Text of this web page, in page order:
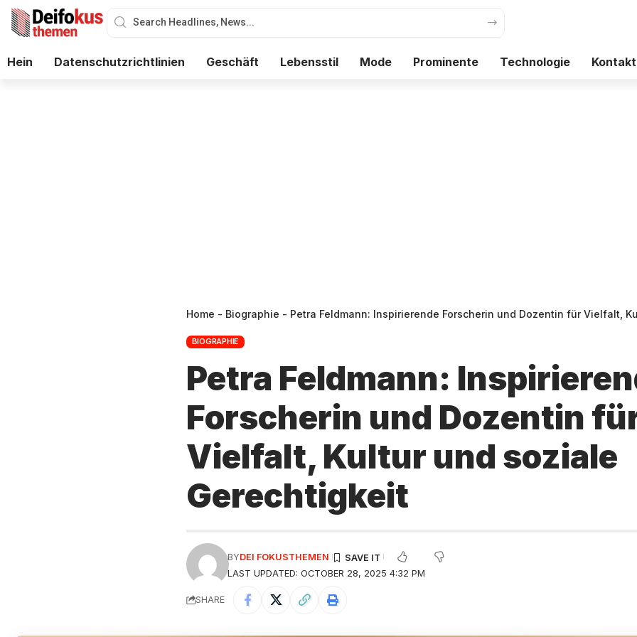
Hein Datenschutzrichtlinien Geschäft Lebensstil Mode Prominente Technologie
Home - Biographie - Petra Feldmann: Inspirierende Forscherin und Dozentin für Vielfalt,
BIOGRAPHIE
Petra Feldmann:
Forscherin und Dozentin
Vielfalt, Kultur und soziale
Gerechtigkeit
LAST UPDATED: OCTOBER 28, 2025 4:32 PM
BYDEI FOKUSTHEMEN
SHARE